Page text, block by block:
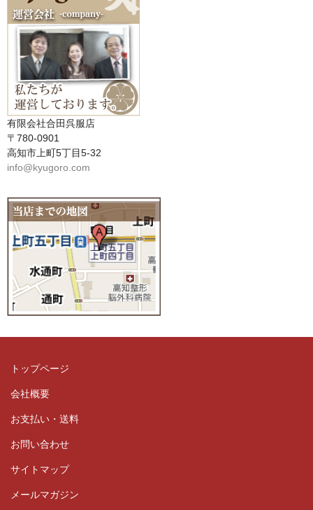
有限会社合田呉服店
〒780-0901
高知市上町5丁目5-32
info@kyugoro.com
トップページ
会社概要
お支払い・送料
お問い合わせ
サイトマップ
メールマガジン